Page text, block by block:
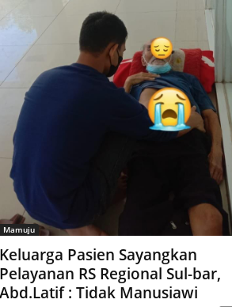
Mamuju
Keluarga Pasien Sayangkan
Pelayanan RS Regional Sul-bar,
Abd.Latif : Tidak Manusiawi